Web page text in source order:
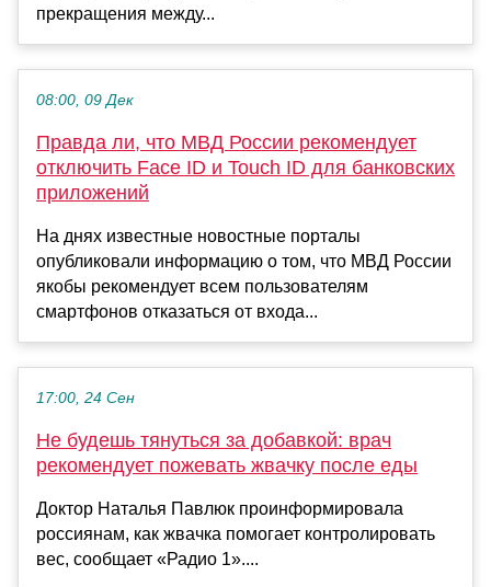
прекращения между...
08:00, 09 Дек
Правда ли, что МВД России рекомендует
отключить Face ID и Touch ID для банковских
приложений
На днях известные новостные порталы
опубликовали информацию о том, что МВД России
якобы рекомендует всем пользователям
смартфонов отказаться от входа...
17:00, 24 Сен
Не будешь тянуться за добавкой: врач
рекомендует пожевать жвачку после еды
Доктор Наталья Павлюк проинформировала
россиянам, как жвачка помогает контролировать
вес, сообщает «Радио 1»....